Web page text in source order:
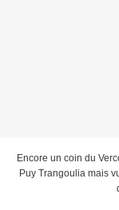
Encore un coin du
Puy Trangoulia mais